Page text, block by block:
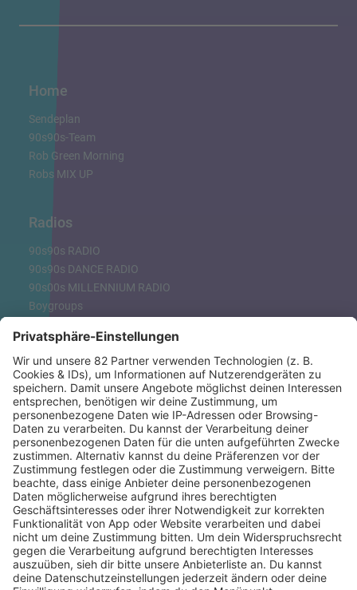
Home
Sendeplan
90s90s-Team
Rob Green Morning
Robs MIX UP
Radios
90s90s RADIO
90s90s DANCE RADIO
90s00s MILLENNIUM RADIO
Boygroups
Clubhits
Dinnerparty
Eurodance
Grunge
Hiphop & Rap
Hiphop deutsch
House
Ibiza
Loveparade
Lovesongs
Mayday
Rave
Reggae
RnB Ballads